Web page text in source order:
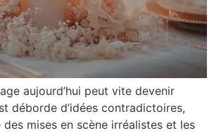
aujourd’hui peut vite devenir
déborde d’idées contradictoires,
mises en scène irréalistes et les